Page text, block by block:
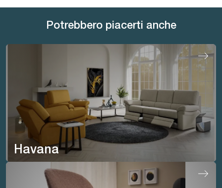
Potrebbero piacerti anche
Havana